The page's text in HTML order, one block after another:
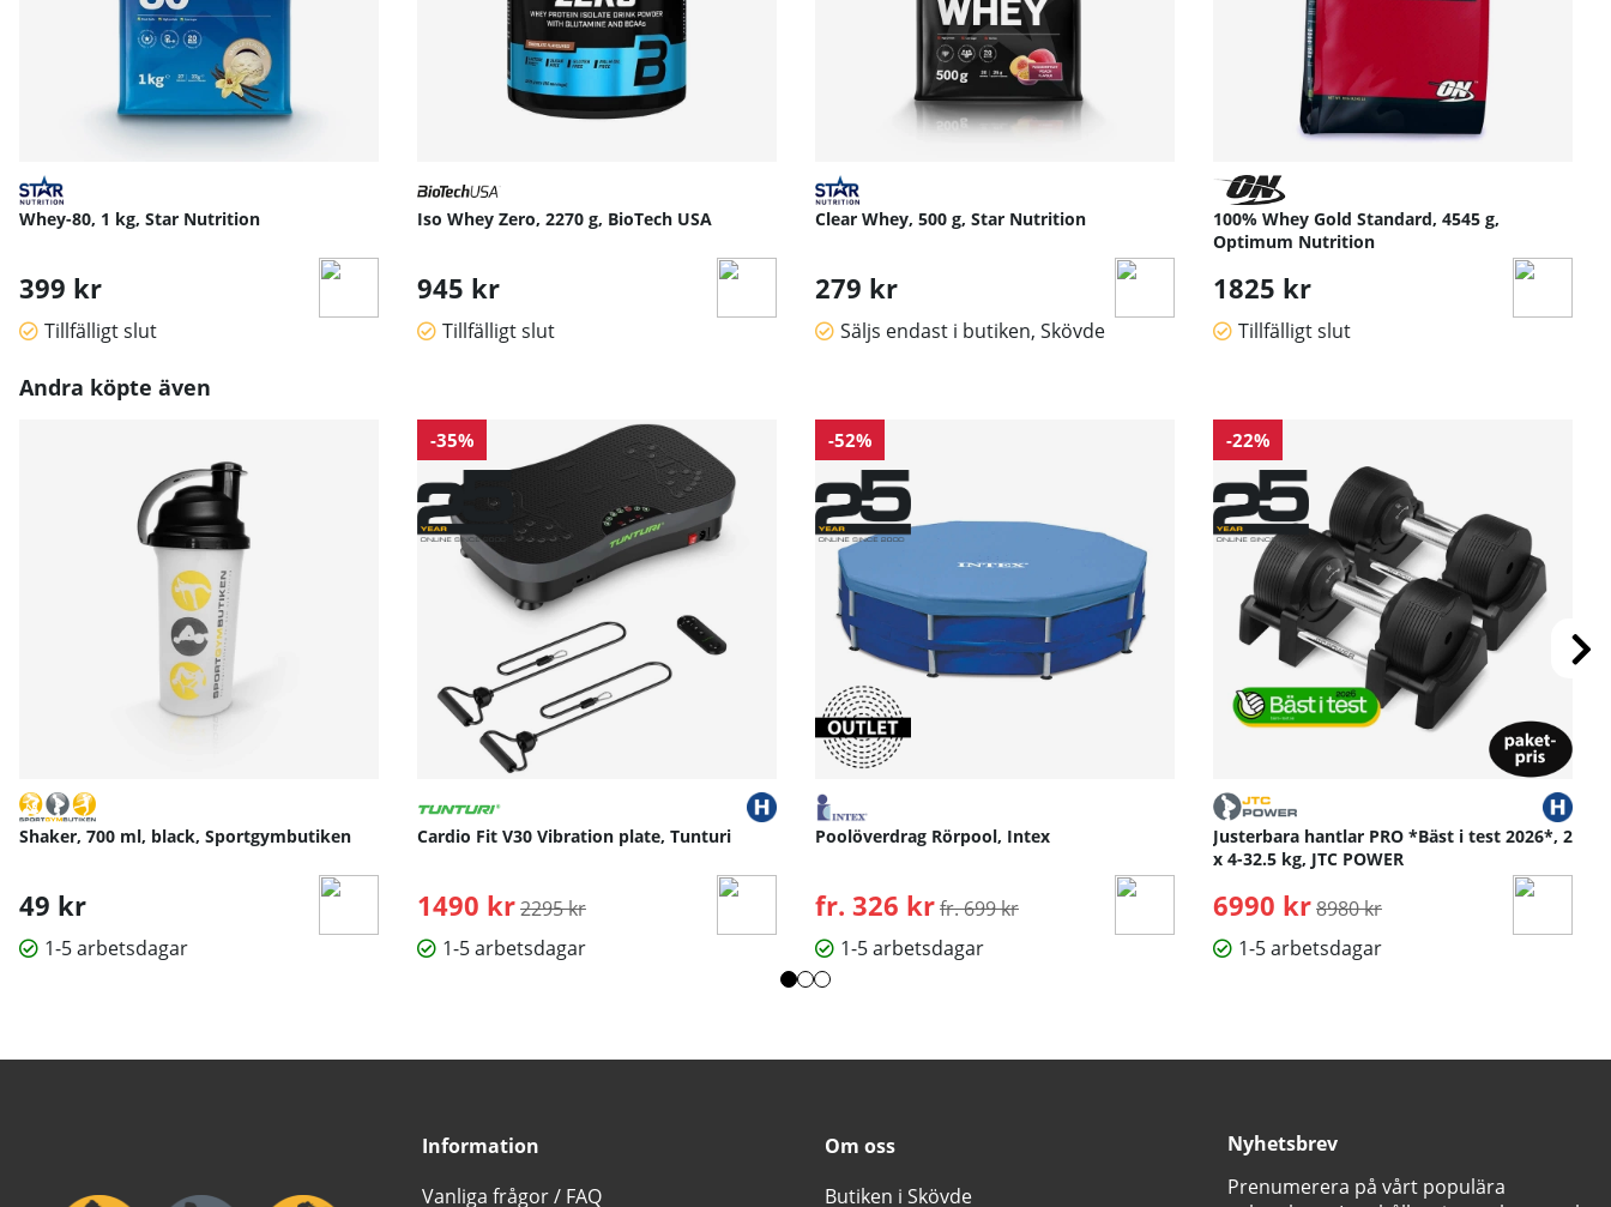
Whey-80, 1 kg, Star Nutrition
399 kr
Tillfälligt slut
Iso Whey Zero, 2270 g, BioTech USA
945 kr
Tillfälligt slut
Clear Whey, 500 g, Star Nutrition
279 kr
Säljs endast i butiken, Skövde
100% Whey Gold Standard, 4545 g,
Optimum Nutrition
1825 kr
Tillfälligt slut
Andra köpte även
Shaker, 700 ml, black, Sportgymbutiken
49 kr
1-5 arbetsdagar
-35%
Cardio Fit V30 Vibration plate, Tunturi
1490 kr Ordinarie pris:
2295 kr
1-5 arbetsdagar
-52%
Poolöverdrag Rörpool, Intex
fr. 326 krOrdinarie pris:
fr. 699 kr
1-5 arbetsdagar
-22%
Justerbara hantlar PRO *Bäst i test 2026*, 2
x 4-32.5 kg, JTC POWER
6990 kr Ordinarie pris:
8980 kr
1-5 arbetsdagar
Information
Vanliga frågor / FAQ
Om oss
Butiken i Skövde
Nyhetsbrev
Prenumerera på vårt populära